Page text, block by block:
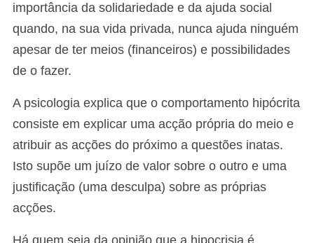
importância da solidariedade e da ajuda social
quando, na sua vida privada, nunca ajuda ninguém
apesar de ter meios (financeiros) e possibilidades
de o fazer.
A psicologia explica que o comportamento hipócrita
consiste em explicar uma acção própria do meio e
atribuir as acções do próximo a questões inatas.
Isto supõe um juízo de valor sobre o outro e uma
justificação (uma desculpa) sobre as próprias
acções.
Há quem seja da opinião que a hipocrisia é